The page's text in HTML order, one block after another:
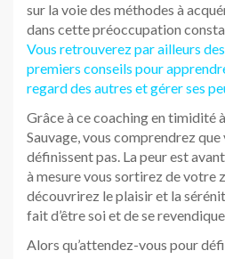
sur la voie des méthodes à
dans cette préoccupation
Vous retrouverez par ailleurs
premiers conseils pour
regard des autres et gérer ses
Grâce à ce coaching en timidité
Sauvage, vous comprendrez que
définissent pas. La peur est
à mesure vous sortirez de votre
découvrirez le plaisir et la
fait d’être soi et de se
Alors qu’attendez-vous pour